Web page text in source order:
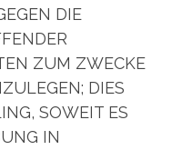
DIE
ZUM ZWECKE
DIES
SOWEIT ES
IN